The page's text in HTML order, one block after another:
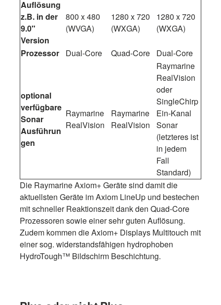
Auflösung
z.B. in der
9.0"
Version
800 x 480
(WVGA)
1280 x 720
(WXGA)
1280 x 720
(WXGA)
Prozessor Dual-Core Quad-Core Dual-Core
optional
verfügbare
Sonar
Ausführun
gen
Raymarine
RealVision
Raymarine
RealVision
Raymarine
RealVision
oder
SingleChirp
Ein-Kanal
Sonar
(letzteres ist
in jedem
Fall
Standard)
Die Raymarine Axiom+ Geräte sind damit die
aktuellsten Geräte im Axiom LineUp und bestechen
mit schneller Reaktionszeit dank den Quad-Core
Prozessoren sowie einer sehr guten Auflösung.
Zudem kommen die Axiom+ Displays Multitouch mit
einer sog. widerstandsfähigen hydrophoben
HydroTough™ Bildschirm Beschichtung.